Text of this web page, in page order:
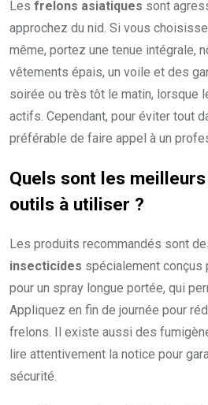
Les frelons asiatiques sont
approchez du nid. Si vous
même, portez une tenue intégrale,
vêtements épais, un voile et des
soirée ou très tôt le matin, lorsque
actifs. Cependant, pour éviter tout
préférable de faire appel à un
Quels sont les
outils à utiliser ?
Les produits recommandés sont
insecticides spécialement conçus
pour un spray longue portée, qui
Appliquez en fin de journée pour
frelons. Il existe aussi des
lire attentivement la notice pour
sécurité.